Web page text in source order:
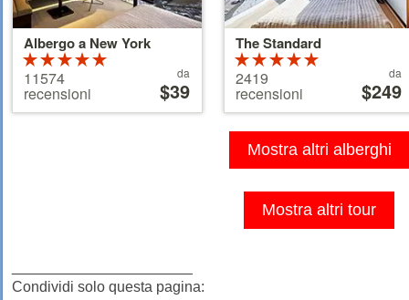
Albergo a New York
5 su 5 stelle
11574
recensioni partire
da
da
$39
The Standard
5 su 5 stelle
2419
recensioni partire
da
110 €
da
$249
Mostra altri alberghi
Mostra altri tour
Condividi solo questa pagina: